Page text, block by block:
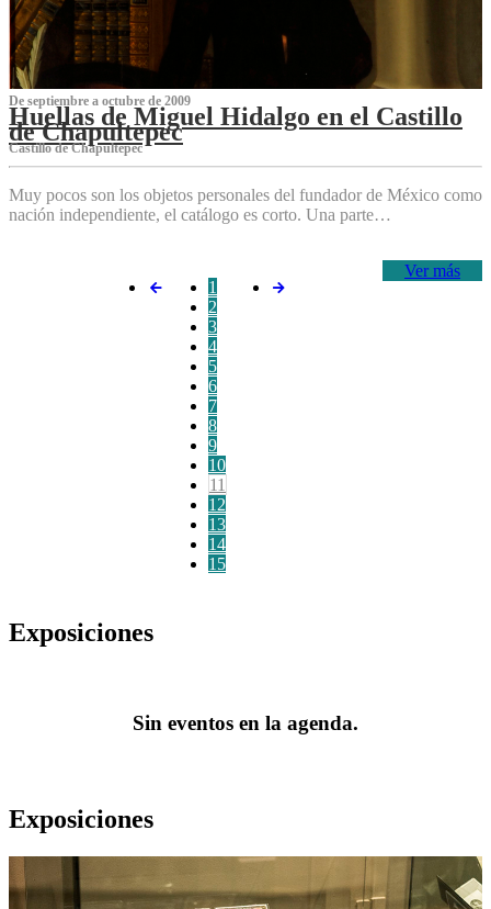
De septiembre a octubre de 2009
Huellas de Miguel Hidalgo en el Castillo
de Chapultepec
Castillo de Chapultepec
Muy pocos son los objetos personales del fundador de México como
nación independiente, el catálogo es corto. Una parte…
Ver más
1
2
3
4
5
6
7
8
9
10
11
12
13
14
15
Exposiciones
Sin eventos en la agenda.
Exposiciones